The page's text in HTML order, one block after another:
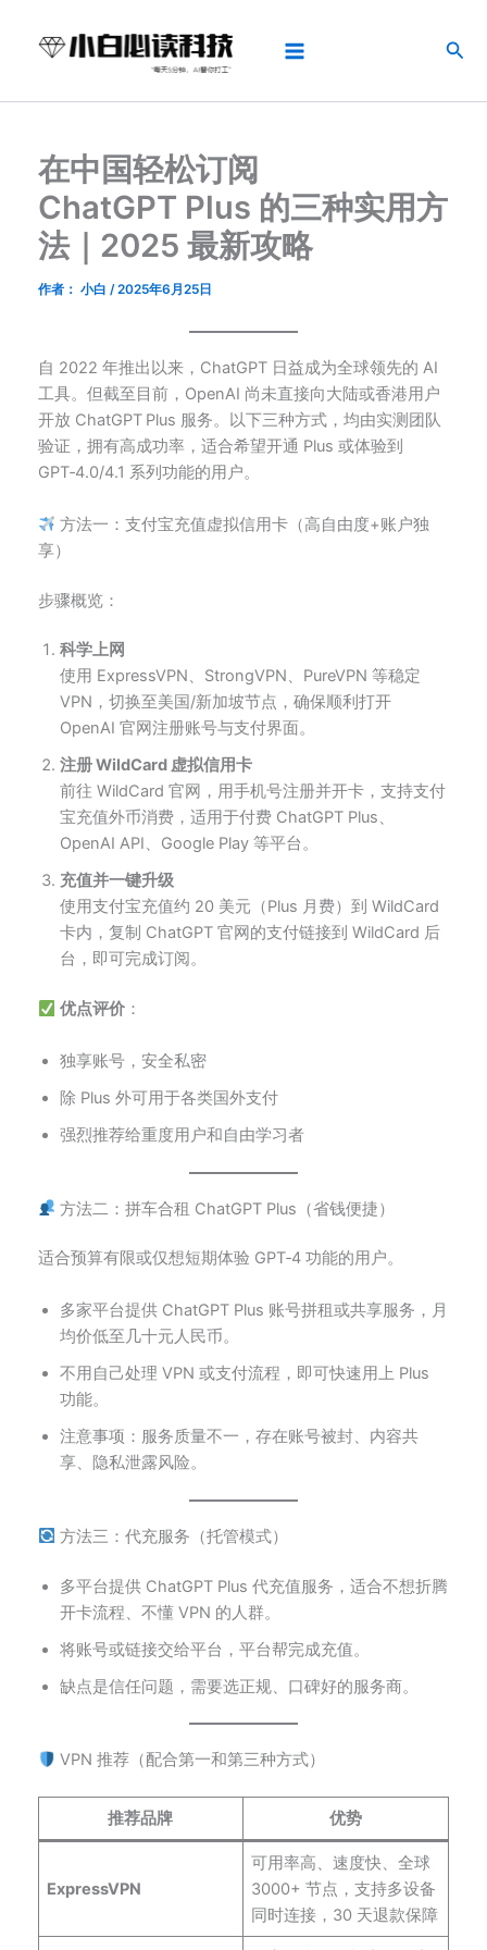
Menu
搜
在中国轻松订阅
ChatGPT Plus 的三种实用方
法｜2025 最新攻略
作者： 小白 /2025年6月25日
自 2022 年推出以来，ChatGPT 日益成为全球领先的 AI
工具。但截至目前，OpenAI 尚未直接向大陆或香港用户
开放 ChatGPT Plus 服务。以下三种方式，均由实测团队
验证，拥有高成功率，适合希望开通 Plus 或体验到
GPT‑4.0/4.1 系列功能的用户。
方法一：支付宝充值虚拟信用卡（高自由度+账户独
享）
步骤概览：
科学上网
使用 ExpressVPN、StrongVPN、PureVPN 等稳定
VPN，切换至美国/新加坡节点，确保顺利打开
OpenAI 官网注册账号与支付界面。
注册 WildCard 虚拟信用卡
前往 WildCard 官网，用手机号注册并开卡，支持支付
宝充值外币消费，适用于付费 ChatGPT Plus、
OpenAI API、Google Play 等平台。
充值并一键升级
使用支付宝充值约 20 美元（Plus 月费）到 WildCard
卡内，复制 ChatGPT 官网的支付链接到 WildCard 后
台，即可完成订阅。
优点评价 ：
独享账号，安全私密
除 Plus 外可用于各类国外支付
强烈推荐给重度用户和自由学习者
方法二：拼车合租 ChatGPT Plus（省钱便捷）
适合预算有限或仅想短期体验 GPT‑4 功能的用户。
多家平台提供 ChatGPT Plus 账号拼租或共享服务，月
均价低至几十元人民币。
不用自己处理 VPN 或支付流程，即可快速用上 Plus
功能。
注意事项：服务质量不一，存在账号被封、内容共
享、隐私泄露风险。
方法三：代充服务（托管模式）
多平台提供 ChatGPT Plus 代充值服务，适合不想折腾
开卡流程、不懂 VPN 的人群。
将账号或链接交给平台，平台帮完成充值。
缺点是信任问题，需要选正规、口碑好的服务商。
VPN 推荐（配合第一和第三种方式）
推荐品牌 优势
ExpressVPN
可用率高、速度快、全球
3000+ 节点，支持多设备
同时连接，30 天退款保障